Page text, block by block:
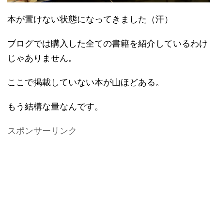
本が置けない状態になってきました（汗）
ブログでは購入した全ての書籍を紹介しているわけ
じゃありません。
ここで掲載していない本が山ほどある。
もう結構な量なんです。
スポンサーリンク